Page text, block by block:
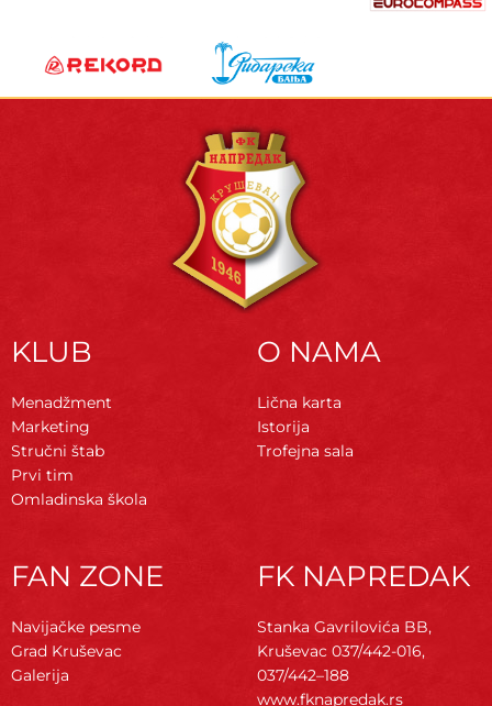
KLUB
Menadžment
Marketing
Stručni štab
Prvi tim
Omladinska škola
O NAMA
Lična karta
Istorija
Trofejna sala
FAN ZONE
Navijačke pesme
Grad Kruševac
Galerija
FK NAPREDAK
Stanka Gavrilovića BB,
Kruševac 037/442-016,
037/442–188
www.fknapredak.rs